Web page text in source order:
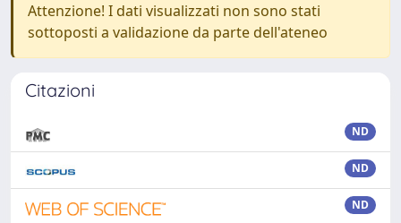
Attenzione! I dati visualizzati non sono stati
sottoposti a validazione da parte dell'ateneo
Citazioni
ND
ND
ND